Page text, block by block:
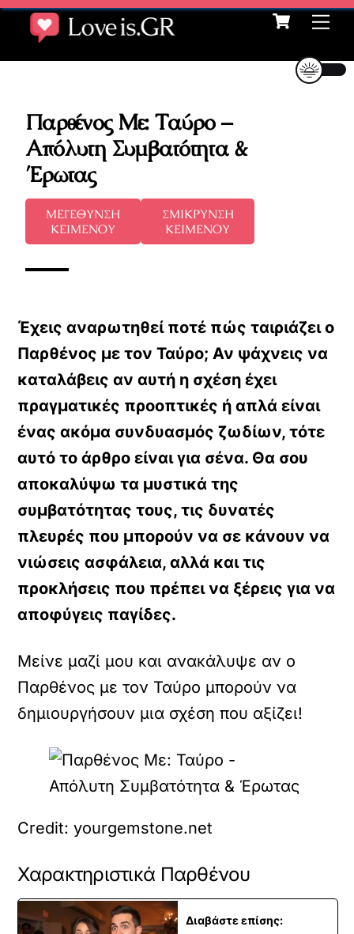
Skip
content
Cart
Παρθένος Με: Ταύρο –
Απόλυτη Συμβατότητα &
Έρωτας
ΜΕΓΕΘΥΝΣΗ
ΚΕΙΜΕΝΟΥ
ΣΜΙΚΡΥΝΣΗ
ΚΕΙΜΕΝΟΥ
Έχεις αναρωτηθεί ποτέ πώς ταιριάζει ο
Παρθένος με τον Ταύρο; Αν ψάχνεις να
καταλάβεις αν αυτή η σχέση έχει
πραγματικές προοπτικές ή απλά είναι
ένας ακόμα συνδυασμός ζωδίων, τότε
αυτό το άρθρο είναι για σένα. Θα σου
αποκαλύψω τα μυστικά της
συμβατότητας τους, τις δυνατές
πλευρές που μπορούν να σε κάνουν να
νιώσεις ασφάλεια, αλλά και τις
προκλήσεις που πρέπει να ξέρεις για να
αποφύγεις παγίδες.
Μείνε μαζί μου και ανακάλυψε αν ο
Παρθένος με τον Ταύρο μπορούν να
δημιουργήσουν μια σχέση που αξίζει!
Credit: yourgemstone.net
Χαρακτηριστικά Παρθένου
Διαβάστε επίσης: